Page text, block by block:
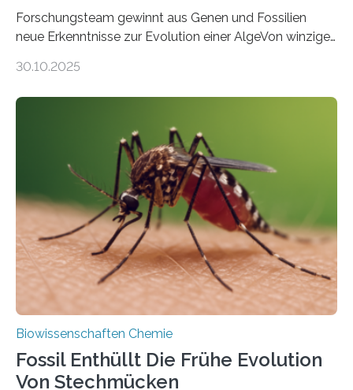
Forschungsteam gewinnt aus Genen und Fossilien
neue Erkenntnisse zur Evolution einer AlgeVon winzigen
Landpflanzen zählen zu den komplexesten
Grünalgen, die vor Hunderten von Millionen Jahren
lebten. Unter den Vorfahren sticht eine Gruppe heraus,
die noch heute in der Natur vorkommt: die
Süßwasseralge Coleochaetophyceae. Einige Arten
dieser Gruppe bilden aus Zellfäden dichte Geflechte
mit scheibenförmiger Gestalt. Was auffällig ist: Die
nächsten…
30.10.2025
Biowissenschaften Chemie
Fossil Enthüllt Die Frühe Evolution
Von Stechmücken